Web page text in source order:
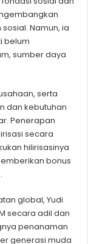
Namun, ia
belum
sumber daya
serta
dan kebutuhan
Penerapan
secara
hilirisasinya
bonus
global, Yudi
secara adil dan
penanaman
generasi muda